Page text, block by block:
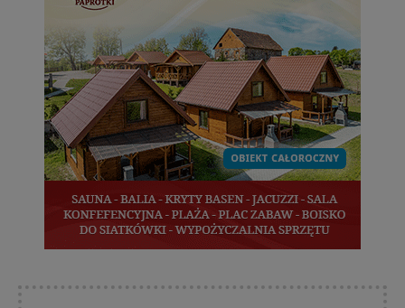
itp). Więcej informacji o zasadach i funkcjonalności
Regulaminie Serwisu.
Administratorem Twoich danych jest: Agencja
Reklamowa Kreacja Monika Borkowska, z siedzibą ul.
Wiejska 17, 11-500 Giżycko. Możesz z nami
skontaktować się za pośrednictwem tejstrony.
W każdej chwili możesz: zażądać dostępu do swoich
danych, zażądać ich poprawienia lub usunięcia,
zabronić ich przetwarzania. Pamiętaj jednak, że nie
zawsze jest możliwe techniczne zrealizowanie Twoich
praw w odniesieniu do informacji zawartych w plikach
cookies. Twoja przeglądarka umożliwia Ci skasowanie